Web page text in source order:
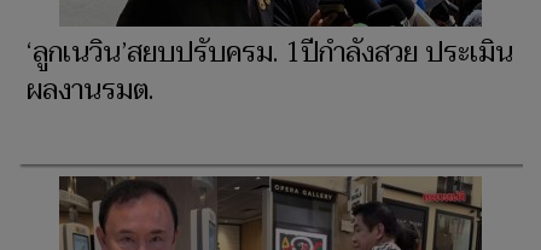
‘ลูกเนวิน’สยบปรับครม. 1ปีกำลังสวย ประเมิน
ผลงานรมต.